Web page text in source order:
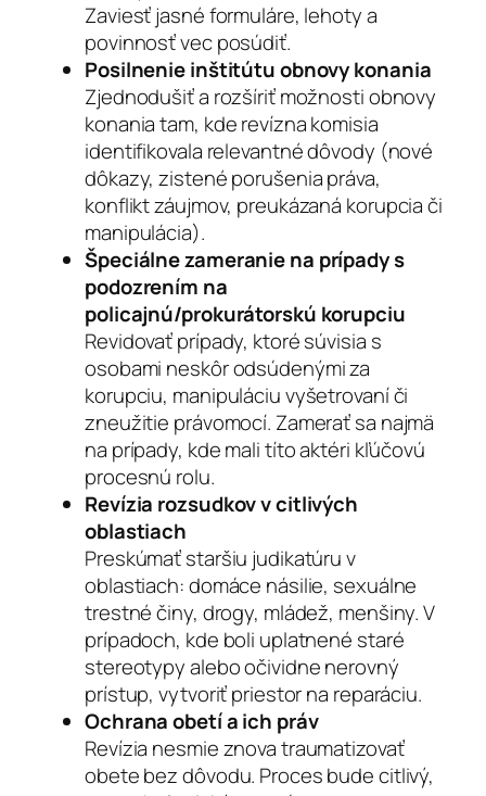
Zaviesť jasné formuláre, lehoty a
povinnosť vec posúdiť.
Posilnenie inštitútu obnovy konania
Zjednodušiť a rozšíriť možnosti obnovy
konania tam, kde revízna komisia
identifikovala relevantné dôvody (nové
dôkazy, zistené porušenia práva,
konflikt záujmov, preukázaná korupcia či
manipulácia).
Špeciálne zameranie na prípady s
podozrením na
policajnú/prokurátorskú korupciu
Revidovať prípady, ktoré súvisia s
osobami neskôr odsúdenými za
korupciu, manipuláciu vyšetrovaní či
zneužitie právomocí. Zamerať sa najmä
na prípady, kde mali títo aktéri kľúčovú
procesnú rolu.
Revízia rozsudkov v citlivých
oblastiach
Preskúmať staršiu judikatúru v
oblastiach: domáce násilie, sexuálne
trestné činy, drogy, mládež, menšiny. V
prípadoch, kde boli uplatnené staré
stereotypy alebo očividne nerovný
prístup, vytvoriť priestor na reparáciu.
Ochrana obetí a ich práv
Revízia nesmie znova traumatizovať
obete bez dôvodu. Proces bude citlivý,